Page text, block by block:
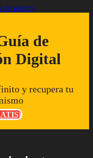
de página
de
Digital
y recupera tu